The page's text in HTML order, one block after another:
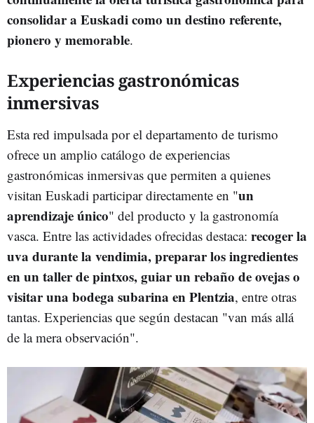
consolidar a Euskadi como un destino referente,
pionero y memorable.
Experiencias gastronómicas
inmersivas
Esta red impulsada por el departamento de turismo
ofrece un amplio catálogo de experiencias
gastronómicas inmersivas que permiten a quienes
visitan Euskadi participar directamente en "un
aprendizaje único" del producto y la gastronomía
vasca. Entre las actividades ofrecidas destaca: recoger la
uva durante la vendimia, preparar los ingredientes
en un taller de pintxos, guiar un rebaño de ovejas o
visitar una bodega subarina en Plentzia, entre otras
tantas. Experiencias que según destacan "van más allá
de la mera observación".